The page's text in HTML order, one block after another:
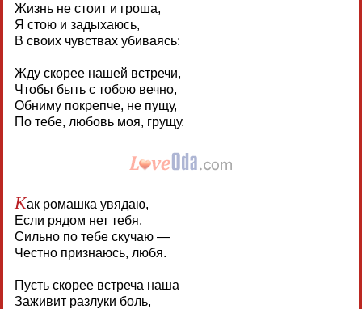
Жизнь не стоит и гроша,
Я стою и задыхаюсь,
В своих чувствах убиваясь:
Жду скорее нашей встречи,
Чтобы быть с тобою вечно,
Обниму покрепче, не пущу,
По тебе, любовь моя, грущу.
Как ромашка увядаю,
Если рядом нет тебя.
Сильно по тебе скучаю —
Честно признаюсь, любя.
Пусть скорее встреча наша
Заживит разлуки боль,